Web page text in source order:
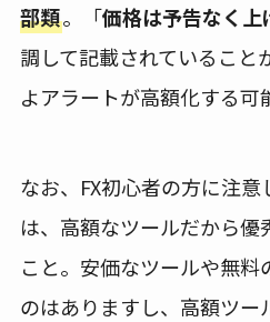
部類。「価格は予告なく上
調して記載されていること
よアラートが高額化する可
なお、FX初心者の方に注
は、高額なツールだから優
こと。安価なツールや無料
のはありますし、高額ツー